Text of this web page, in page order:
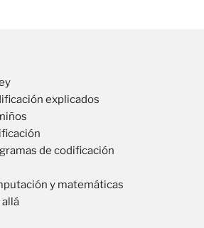
explicados
de codificación
y matemáticas